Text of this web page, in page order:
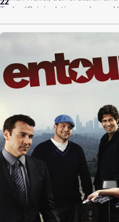
Tesler (Originalstimme: Lance
22